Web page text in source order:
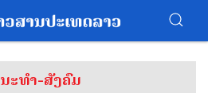
ະທຳ-ສັງຄົມ